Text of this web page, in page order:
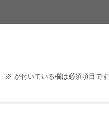
※ が付いている欄は必須項目です